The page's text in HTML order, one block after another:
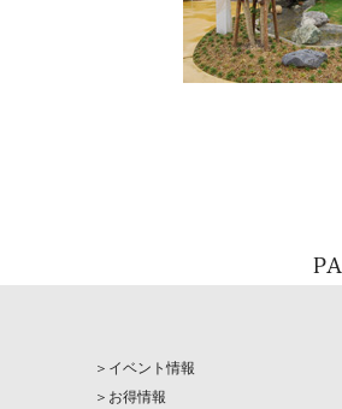
イベント情報
お得情報